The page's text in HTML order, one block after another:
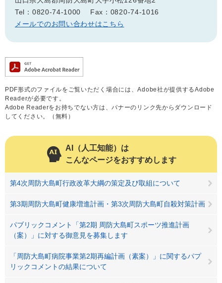
Tel：0820-74-1000
Fax：0820-74-1016
メールでのお問い合わせはこちら
PDF形式のファイルをご覧いただく場合には、Adobe社が提供するAdobe
Readerが必要です。
Adobe Readerをお持ちでない方は、バナーのリンク先からダウンロード
してください。（無料）
AI（人工知能）は
こんなページをおすすめします
第4次周防大島町行政改革大綱の策定及び取組について
第3期周防大島町健康増進計画・第3次周防大島町自殺対策計画
パブリックコメント「第2期 周防大島町スポーツ推進計画
（案）」に対する御意見を募集します
「周防大島町病院事業第2期再編計画（素案）」に関するパプ
リックコメントの結果について